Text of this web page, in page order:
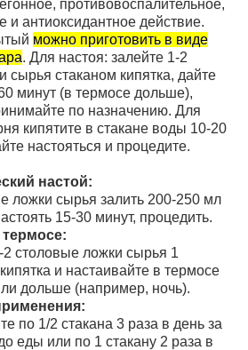
противовоспалительное,
и антиоксидантное действие.
можно приготовить в виде
. Для настоя: залейте 1-2
сырья стаканом кипятка, дайте
минут (в термосе дольше),
по назначению. Для
кипятите в стакане воды 10-20
настояться и процедите.
настой:
ложки сырья залить 200-250 мл
15-30 минут, процедить.
термосе:
2 столовые ложки сырья 1
и настаивайте в термосе
дольше (например, ночь).
по 1/2 стакана 3 раза в день за
еды или по 1 стакану 2 раза в